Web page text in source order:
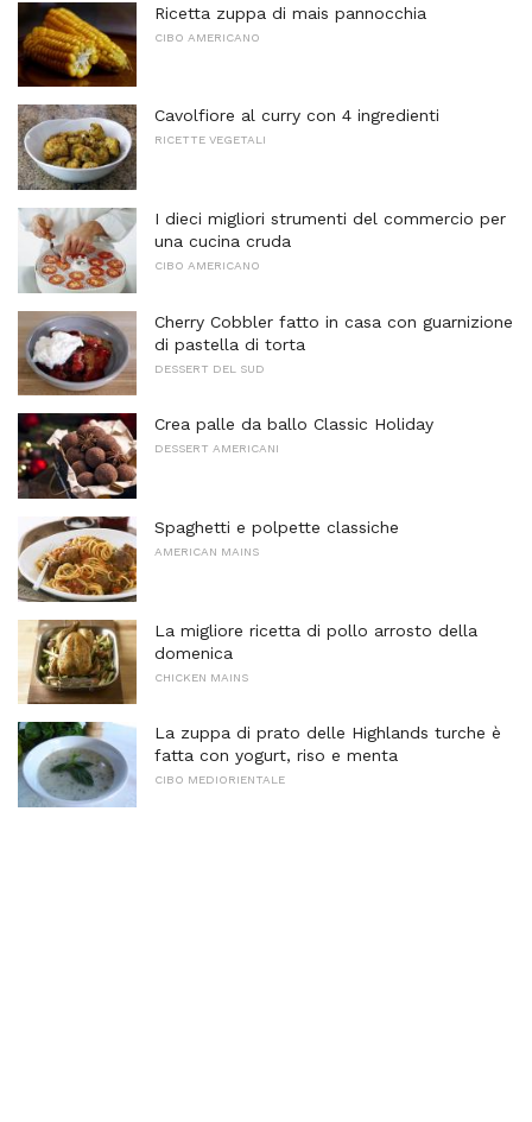
Ricetta zuppa di mais pannocchia
CIBO AMERICANO
Cavolfiore al curry con 4 ingredienti
RICETTE VEGETALI
I dieci migliori strumenti del commercio per
una cucina cruda
CIBO AMERICANO
Cherry Cobbler fatto in casa con guarnizione
di pastella di torta
DESSERT DEL SUD
Crea palle da ballo Classic Holiday
DESSERT AMERICANI
Spaghetti e polpette classiche
AMERICAN MAINS
La migliore ricetta di pollo arrosto della
domenica
CHICKEN MAINS
La zuppa di prato delle Highlands turche è
fatta con yogurt, riso e menta
CIBO MEDIORIENTALE